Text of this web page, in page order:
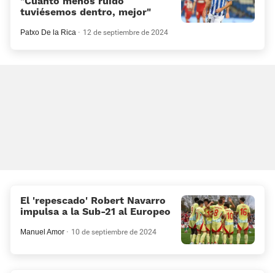
tuviésemos dentro, mejor»
Patxo De la Rica 12 de septiembre de 2024
El 'repescado' Robert Navarro
impulsa a la Sub-21 al Europeo
Manuel Amor 10 de septiembre de 2024